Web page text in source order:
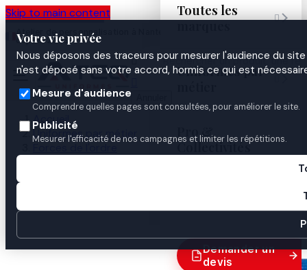
Skip to main content
Votre vie privée
Nous déposons des traceurs pour mesurer l'audience du
n'est déposé sans votre accord, hormis ce qui est
Mesure d'audience
Comprendre quelles pages sont consultées, pour améliorer le site.
Publicité
Mesurer l'efficacité de nos campagnes et limiter les répétitions.
Atelier de personnalisation à Nantes
depuis 2003

Toutes les
marques

Uniformes par
Pro &
Collectivités
Demander un
devis
Accueil
Uniformes par métier